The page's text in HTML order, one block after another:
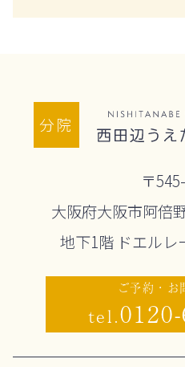
分院
〒
大阪府大阪市阿倍
地下1階 ドエルレ
ご予約・お
tel.